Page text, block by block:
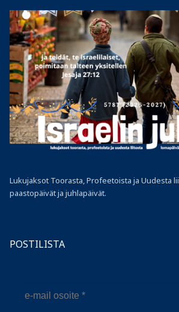
Lukujaksot Toorasta, Profeetoista ja Uudesta
paastopäivät ja juhlapäivät.
POSTILISTA